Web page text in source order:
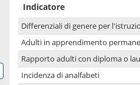
Indicatore
Differenziali di genere per
Adulti in apprendimento
Rapporto adulti con diploma o
Incidenza di analfabeti